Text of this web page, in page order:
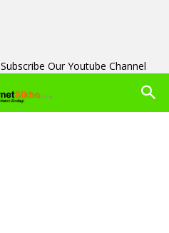
Subscribe Our Youtube Channel